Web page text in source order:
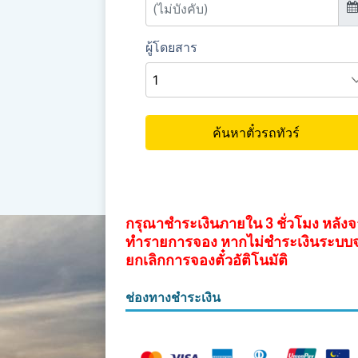
กรุณาชำระเงินภายใน 3 ชั่วโมง หลัง
ทำรายการจอง หากไม่ชำระเงินระบบ
ยกเลิกการจองตั๋วอัติโนมัติ
ช่องทางชำระเงิน